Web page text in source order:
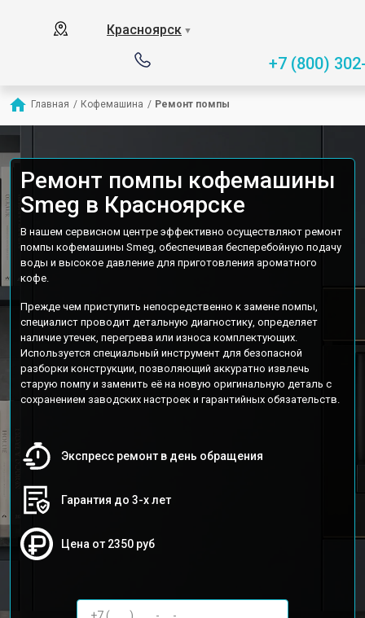
Красноярск ▼
+7 (800)
Главная / Кофемашина / Ремонт помпы
Ремонт помпы кофемашины
Smeg в Красноярске
В нашем сервисном центре эффективно осуществляют ремонт
помпы кофемашины Smeg, обеспечивая бесперебойную подачу
воды и высокое давление для приготовления ароматного
кофе.
Прежде чем приступить непосредственно к замене помпы,
специалист проводит детальную диагностику, определяет
наличие утечек, перегрева или износа комплектующих.
Используется специальный инструмент для безопасной
разборки конструкции, позволяющий аккуратно извлечь
старую помпу и заменить её на новую оригинальную деталь с
сохранением заводских настроек и гарантийных обязательств.
Экспресс ремонт в день обращения
Гарантия до 3-х лет
Цена от 2350 руб